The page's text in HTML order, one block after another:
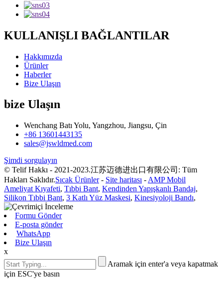
KULLANIŞLI BAĞLANTILAR
Hakkımızda
Ürünler
Haberler
Bize Ulaşın
bize Ulaşın
Wenchang Batı Yolu, Yangzhou, Jiangsu, Çin
+86 13601443135
sales@jswldmed.com
Şimdi sorgulayın
© Telif Hakkı - 2021-2023.江苏迈德进出口有限公司: Tüm
Hakları Saklıdır.Sıcak Ürünler- Site haritası - AMP Mobil
Ameliyat Kıyafeti, Tıbbi Bant, Kendinden Yapışkanlı Bandaj,
Silikon Tıbbi Bant, 3 Katlı Yüz Maskesi, Kinesiyoloji Bandı,
Formu Gönder
E-posta gönder
WhatsApp
Bize Ulaşın
x
Aramak için enter'a veya kapatmak
için ESC'ye basın